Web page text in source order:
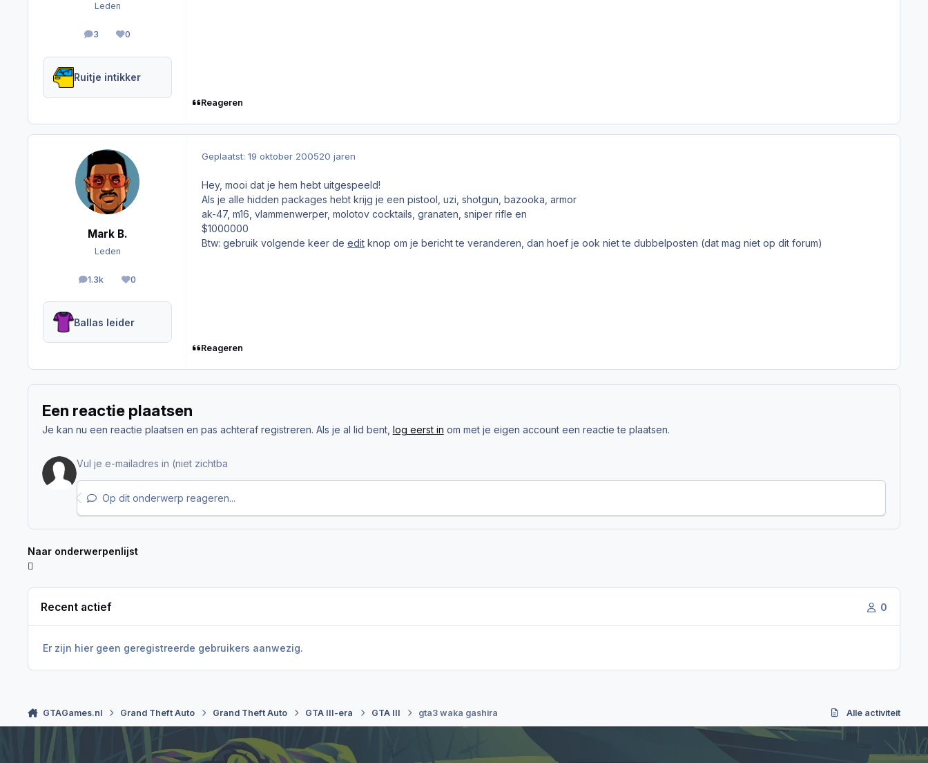
Leden
3
berichten
0
Reputation
Ruitje intikker
Reageren
Mark B.
Leden
1.3k
berichten0
Reputation
Ballas leider
Geplaatst: 19 oktober 200520 jaren
Hey, mooi dat je hem hebt uitgespeeld!
Als je alle hidden packages hebt krijg je een pistool, uzi, shotgun, bazooka, armor
ak-47, m16, vlammenwerper, molotov cocktails, granaten, sniper rifle en
$1000000
Btw: gebruik volgende keer de edit knop om je bericht te veranderen, dan hoef je ook niet te dubbelposten (dat mag niet op dit forum)
Reageren
Een reactie plaatsen
Je kan nu een reactie plaatsen en pas achteraf registreren. Als je al lid bent, log eerst in om met je eigen account een reactie te plaatsen.
Op dit onderwerp reageren...
Naar onderwerpenlijst
Recent actief 0
Er zijn hier geen geregistreerde gebruikers aanwezig.
GTAGames.nl Grand Theft Auto Grand Theft Auto GTA III-era GTA III gta3 waka gashira Alle activiteit